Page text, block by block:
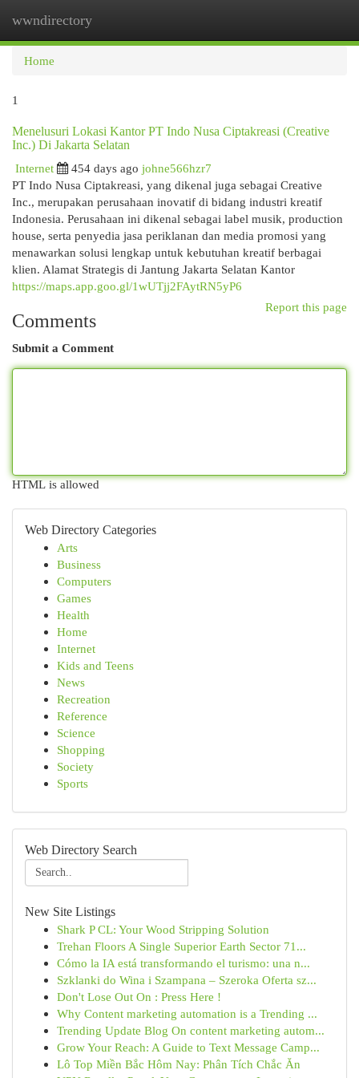
wwndirectory
Home
1
Menelusuri Lokasi Kantor PT Indo Nusa Ciptakreasi (Creative
Inc.) Di Jakarta Selatan
Internet
454 days ago johne566hzr7
PT Indo Nusa Ciptakreasi, yang dikenal juga sebagai Creative
Inc., merupakan perusahaan inovatif di bidang industri kreatif
Indonesia. Perusahaan ini dikenal sebagai label musik, production
house, serta penyedia jasa periklanan dan media promosi yang
menawarkan solusi lengkap untuk kebutuhan kreatif berbagai
klien. Alamat Strategis di Jantung Jakarta Selatan Kantor
https://maps.app.goo.gl/1wUTjj2FAytRN5yP6
Report this page
Comments
Submit a Comment
HTML is allowed
Web Directory Categories
Arts
Business
Computers
Games
Health
Home
Internet
Kids and Teens
News
Recreation
Reference
Science
Shopping
Society
Sports
Web Directory Search
New Site Listings
Shark P CL: Your Wood Stripping Solution
Trehan Floors A Single Superior Earth Sector 71...
Cómo la IA está transformando el turismo: una n...
Szklanki do Wina i Szampana – Szeroka Oferta sz...
Don't Lose Out On : Press Here !
Why Content marketing automation is a Trending ...
Trending Update Blog On content marketing autom...
Grow Your Reach: A Guide to Text Message Camp...
Lô Top Miền Bắc Hôm Nay: Phân Tích Chắc Ăn